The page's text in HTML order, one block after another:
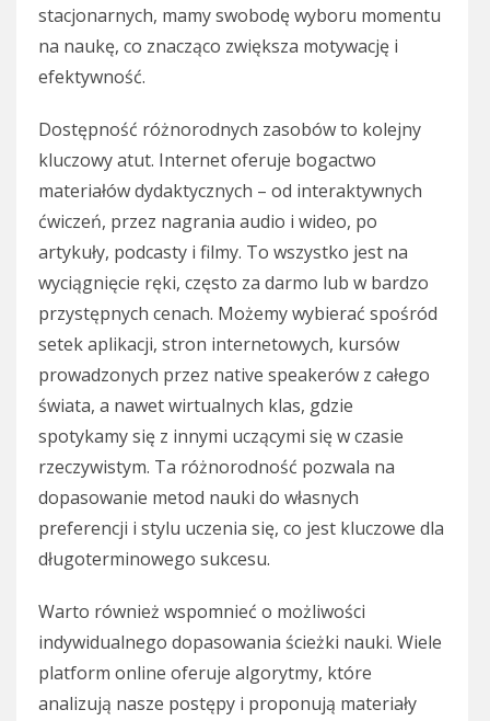
stacjonarnych, mamy swobodę wyboru momentu
na naukę, co znacząco zwiększa motywację i
efektywność.
Dostępność różnorodnych zasobów to kolejny
kluczowy atut. Internet oferuje bogactwo
materiałów dydaktycznych – od interaktywnych
ćwiczeń, przez nagrania audio i wideo, po
artykuły, podcasty i filmy. To wszystko jest na
wyciągnięcie ręki, często za darmo lub w bardzo
przystępnych cenach. Możemy wybierać spośród
setek aplikacji, stron internetowych, kursów
prowadzonych przez native speakerów z całego
świata, a nawet wirtualnych klas, gdzie
spotykamy się z innymi uczącymi się w czasie
rzeczywistym. Ta różnorodność pozwala na
dopasowanie metod nauki do własnych
preferencji i stylu uczenia się, co jest kluczowe dla
długoterminowego sukcesu.
Warto również wspomnieć o możliwości
indywidualnego dopasowania ścieżki nauki. Wiele
platform online oferuje algorytmy, które
analizują nasze postępy i proponują materiały